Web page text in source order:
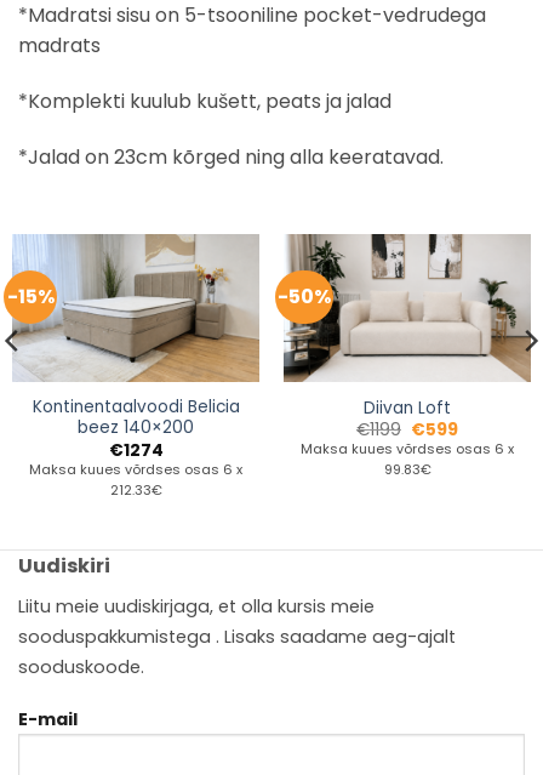
*Madratsi sisu on 5-tsooniline pocket-vedrudega
madrats
*Komplekti kuulub kušett, peats ja jalad
*Jalad on 23cm kõrged ning alla keeratavad.
-15%
Kontinentaalvoodi Belicia
beez 140×200
€1274
Maksa kuues võrdses osas 6 x
212.33€
-50%
Diivan Loft
€1199 €599
Maksa kuues võrdses osas 6 x
99.83€
Uudiskiri
Liitu meie uudiskirjaga, et olla kursis meie
sooduspakkumistega . Lisaks saadame aeg-ajalt
sooduskoode.
E-mail